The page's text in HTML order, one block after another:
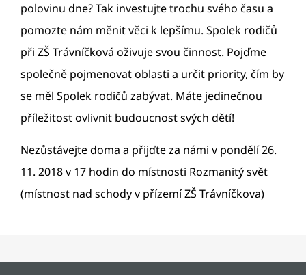
polovinu dne? Tak investujte trochu svého času a
pomozte nám měnit věci k lepšímu. Spolek rodičů
při ZŠ Trávníčková oživuje svou činnost. Pojďme
společně pojmenovat oblasti a určit priority, čím by
se měl Spolek rodičů zabývat. Máte jedinečnou
příležitost ovlivnit budoucnost svých dětí!
Nezůstávejte doma a přijďte za námi v pondělí 26.
11. 2018 v 17 hodin do místnosti Rozmanitý svět
(místnost nad schody v přízemí ZŠ Trávníčkova)